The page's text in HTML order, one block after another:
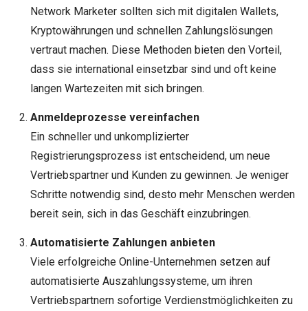
Network Marketer sollten sich mit digitalen Wallets,
Kryptowährungen und schnellen Zahlungslösungen
vertraut machen. Diese Methoden bieten den Vorteil,
dass sie international einsetzbar sind und oft keine
langen Wartezeiten mit sich bringen.
Anmeldeprozesse vereinfachen
Ein schneller und unkomplizierter
Registrierungsprozess ist entscheidend, um neue
Vertriebspartner und Kunden zu gewinnen. Je weniger
Schritte notwendig sind, desto mehr Menschen werden
bereit sein, sich in das Geschäft einzubringen.
Automatisierte Zahlungen anbieten
Viele erfolgreiche Online-Unternehmen setzen auf
automatisierte Auszahlungssysteme, um ihren
Vertriebspartnern sofortige Verdienstmöglichkeiten zu